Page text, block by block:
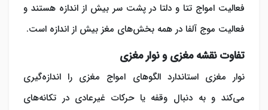
فعالیت امواج تتا و دلتا در پشت سر بیش از اندازه هستند و
فعالیت موج آلفا در همه بخش‌های مغز بیش از اندازه است.
تفاوت نقشه مغزی و نوار مغزی
نوار مغزی استاندارد الگوهای امواج مغزی را اندازه‌گیری
می‌کند و به دنبال وقفه یا حرکات غیرعادی در تکانه‌های